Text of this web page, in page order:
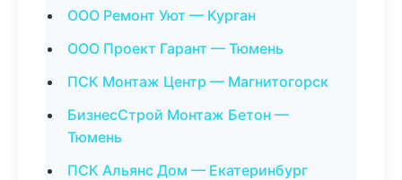
ООО Ремонт Уют — Курган
ООО Проект Гарант — Тюмень
ПСК Монтаж Центр — Магнитогорск
БизнесСтрой Монтаж Бетон —
Тюмень
ПСК Альянс Дом — Екатеринбург